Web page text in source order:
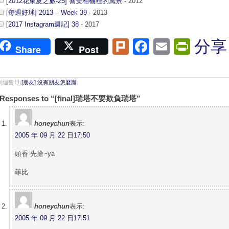
[每週好球] 2013 – Week 39 - 2013
[2017 Instagram週記] 38 - 2017
Share Post PlurkFacebook
Email分享
迴響 [朋友] 沒有朋友怎麼辦
to “[final]瑞塔不要欺負瑞塔”
honeychun表示:
2005 年 09 月 22 日17:50
頭香 先搶~ya
菲比
honeychun表示:
2005 年 09 月 22 日17:51